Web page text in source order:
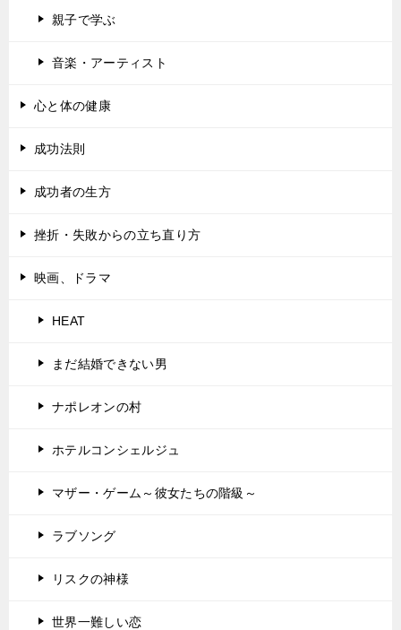
親子で学ぶ
音楽・アーティスト
心と体の健康
成功法則
成功者の生方
挫折・失敗からの立ち直り方
映画、ドラマ
HEAT
まだ結婚できない男
ナポレオンの村
ホテルコンシェルジュ
マザー・ゲーム～彼女たちの階級～
ラブソング
リスクの神様
世界一難しい恋